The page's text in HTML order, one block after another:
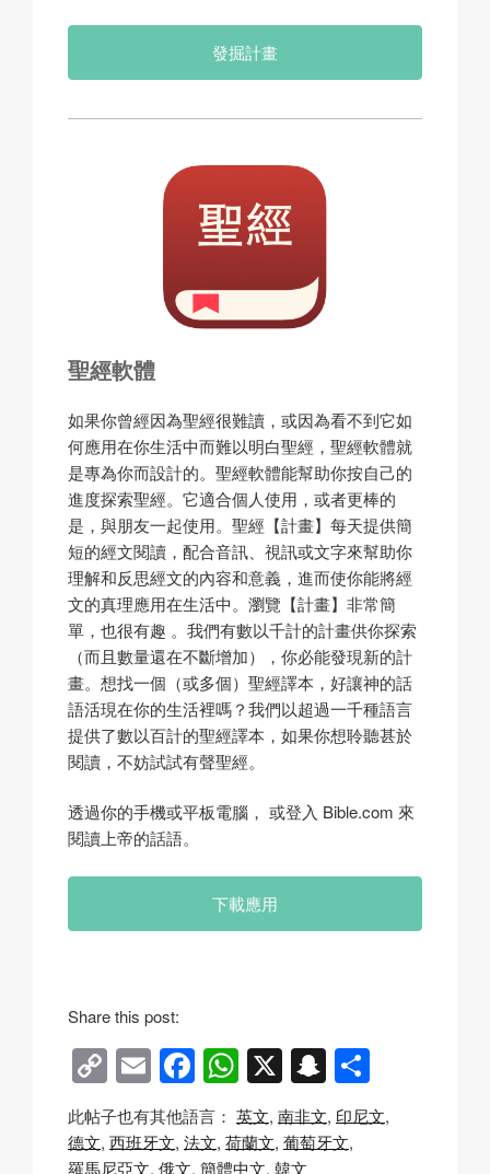
發掘計畫
聖經軟體
如果你曾經因為聖經很難讀，或因為看不到它如
何應用在你生活中而難以明白聖經，聖經軟體就
是專為你而設計的。聖經軟體能幫助你按自己的
進度探索聖經。它適合個人使用，或者更棒的
是，與朋友一起使用。聖經【計畫】每天提供簡
短的經文閱讀，配合音訊、視訊或文字來幫助你
理解和反思經文的內容和意義，進而使你能將經
文的真理應用在生活中。瀏覽【計畫】非常簡
單，也很有趣 。我們有數以千計的計畫供你探索
（而且數量還在不斷增加），你必能發現新的計
畫。想找一個（或多個）聖經譯本，好讓神的話
語活現在你的生活裡嗎？我們以超過一千種語言
提供了數以百計的聖經譯本，如果你想聆聽甚於
閱讀，不妨試試有聲聖經。
透過你的手機或平板電腦， 或登入 Bible.com 來
閱讀上帝的話語。
下載應用
Share this post:
C
o
p
E
m
ail
F
a
c
W
h
at
X S
n
a
享
此帖子也有其他語言： 英文 南非文 印尼文
德文 西班牙文 法文 荷蘭文 葡萄牙文
羅馬尼亞文 俄文 簡體中文 韓文